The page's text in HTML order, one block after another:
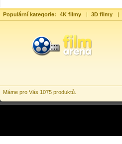
Populární kategorie: 4K filmy | 3D filmy |
Máme pro Vás 1075 produktů.